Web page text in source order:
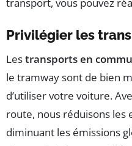
transport, vous pouvez
Privilégier les
Lestransports en
le tramway sont de bien
d’utiliser votre voiture.
route, nous réduisons les
diminuant les émissions